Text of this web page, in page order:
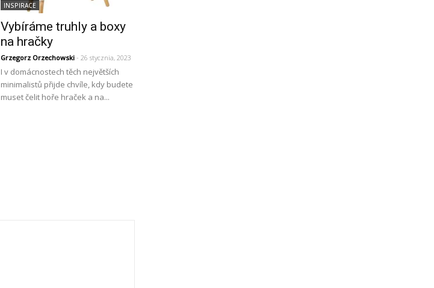
INSPIRACE
Vybíráme truhly a boxy
na hračky
Grzegorz Orzechowski- 26 stycznia, 2023
I v domácnostech těch největších
minimalistů přijde chvíle, kdy budete
muset čelit hoře hraček a na...